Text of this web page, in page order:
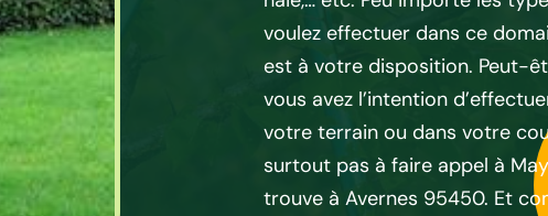
l’expert pour être sûr de
Donc, Mayer
pour répondre à tous
sur le tarif avec des
Alors, entre en
qui se localise dans
voulez effectuer dans ce
est à votre disposition. Peut-
vous avez l’intention
votre terrain ou dans votre
surtout pas à faire appel à
trouve à Avernes 95450. Et